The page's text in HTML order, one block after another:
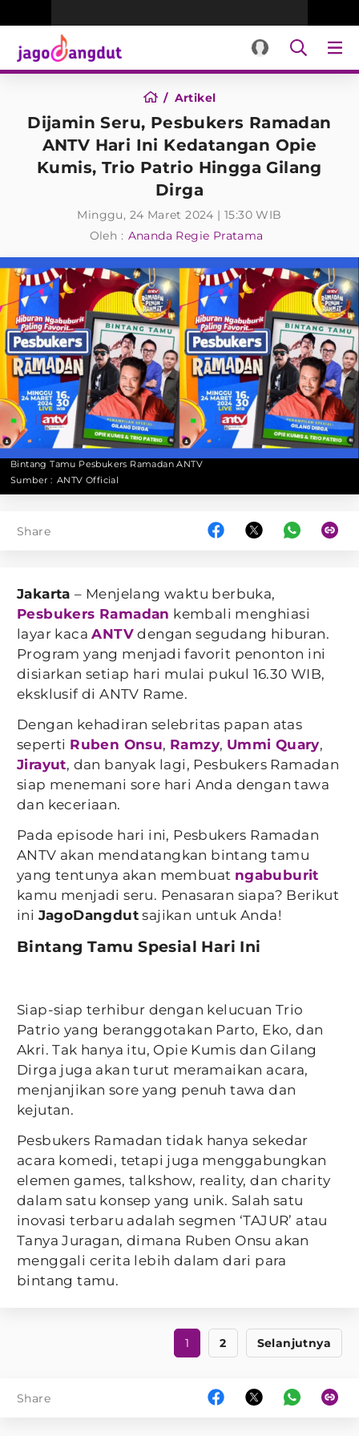
Artikel
Dijamin Seru, Pesbukers Ramadan
ANTV Hari Ini Kedatangan Opie
Kumis, Trio Patrio Hingga Gilang
Dirga
Minggu, 24 Maret 2024 | 15:30 WIB
Oleh : Ananda Regie Pratama
Bintang Tamu Pesbukers Ramadan ANTV
Sumber : ANTV Official
Share
Jakarta– Menjelang waktu berbuka,
Pesbukers Ramadan kembali menghiasi
layar kacaANTV dengan segudang hiburan.
Program yang menjadi favorit penonton ini
disiarkan setiap hari mulai pukul 16.30 WIB,
eksklusif di ANTV Rame.
Dengan kehadiran selebritas papan atas
seperti Ruben Onsu, Ramzy, Ummi Quary,
Jirayut, dan banyak lagi, Pesbukers Ramadan
siap menemani sore hari Anda dengan tawa
dan keceriaan.
Pada episode hari ini, Pesbukers Ramadan
ANTV akan mendatangkan bintang tamu
yang tentunya akan membuat ngabuburit
kamu menjadi seru. Penasaran siapa? Berikut
ini JagoDangdut sajikan untuk Anda!
Bintang Tamu Spesial Hari Ini
Siap-siap terhibur dengan kelucuan Trio
Patrio yang beranggotakan Parto, Eko, dan
Akri. Tak hanya itu, Opie Kumis dan Gilang
Dirga juga akan turut meramaikan acara,
menjanjikan sore yang penuh tawa dan
kejutan.
Pesbukers Ramadan tidak hanya sekedar
acara komedi, tetapi juga menggabungkan
elemen games, talkshow, reality, dan charity
dalam satu konsep yang unik. Salah satu
inovasi terbaru adalah segmen ‘TAJUR’ atau
Tanya Juragan, dimana Ruben Onsu akan
menggali cerita lebih dalam dari para
bintang tamu.
1 2 Selanjutnya
Share